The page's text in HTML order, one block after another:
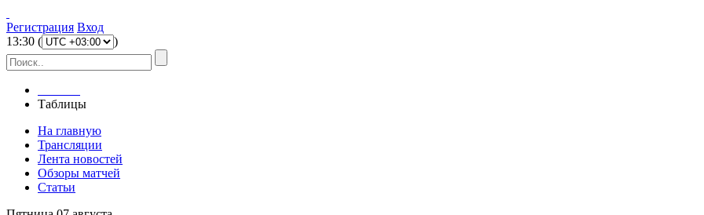
Регистрация Вход
13:30 ( )
Таблицы
На главную
Трансляции
Лента новостей
Обзоры матчей
Статьи